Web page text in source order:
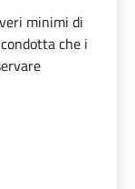
minimi di
che i